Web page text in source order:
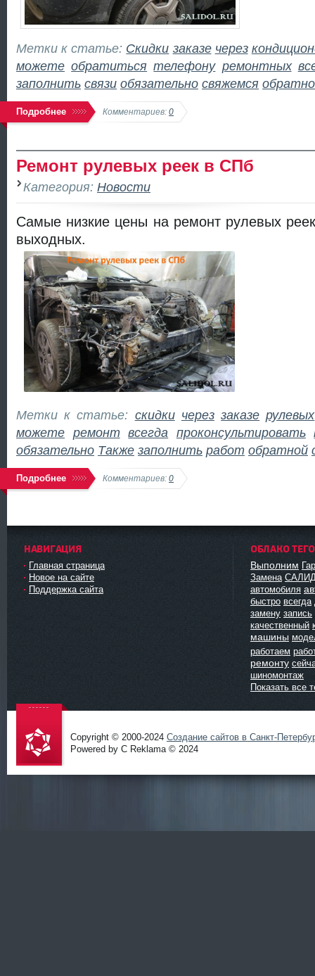
Метки к статье: Скидки заказе через
можете обратиться телефону ремонтных
заполнить связи обязательно свяжемся
Подробнее Комментариев: 0
Ремонт рулевых реек в СПб
Категория: Новости
Самые низкие цены на ремонт рулевых
выходных.
Метки к статье: скидки через заказе рулевых
можете ремонт всегда проконсультировать
обязательно Также заполнить работ обратной
Подробнее Комментариев: 0
НАВИГАЦИЯ
Главная страница
Новое на сайте
Поддержка сайта
ОБЛАКО
Выполним
Замена
автомобиля
быстро всегда
замену запись
качественный
машины
работаем
ремонту
шиномонтаж
Показать все
Проект
Copyright © 2000-2024 Создание сайтов в Санкт-
Powered by C Reklama © 2024